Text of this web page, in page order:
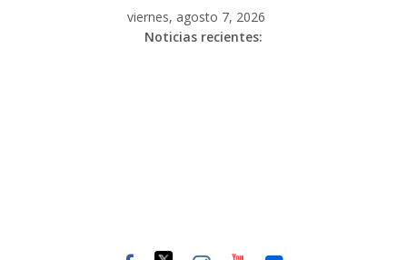
viernes, agosto 7, 2026
Noticias recientes: